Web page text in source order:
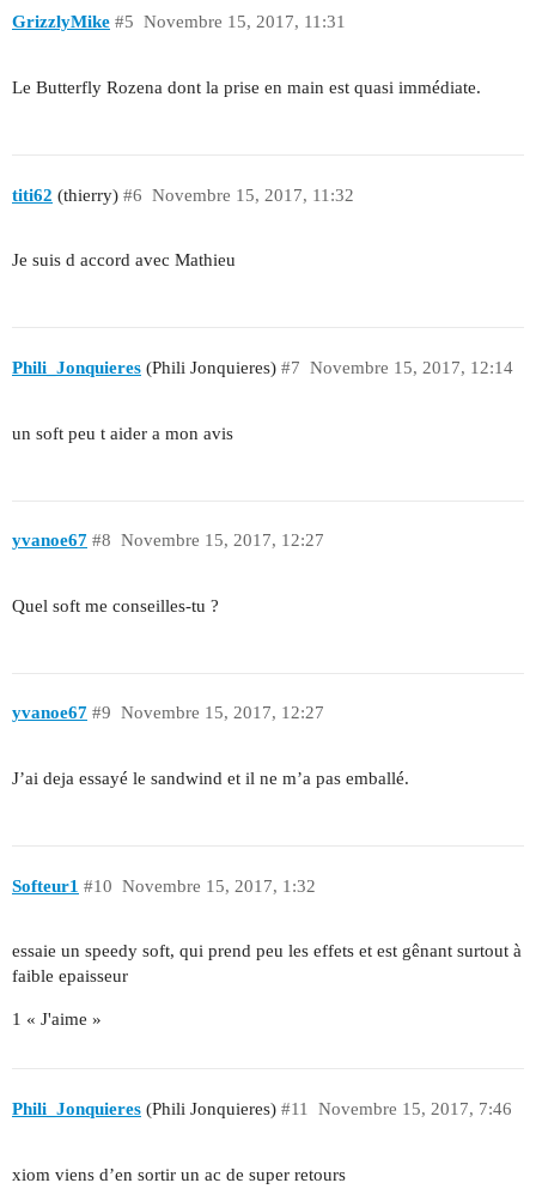
GrizzlyMike Novembre 15, 2017, 11:31
#5
Le Butterfly Rozena dont la prise en main est quasi immédiate.
titi62 (thierry) Novembre 15, 2017, 11:32
#6
Je suis d accord avec Mathieu
Phili_Jonquieres (Phili Jonquieres) Novembre 15, 2017, 12:14
#7
un soft peu t aider a mon avis
yvanoe67 Novembre 15, 2017, 12:27
#8
Quel soft me conseilles-tu ?
yvanoe67 Novembre 15, 2017, 12:27
#9
J’ai deja essayé le sandwind et il ne m’a pas emballé.
Softeur1 Novembre 15, 2017, 1:32
#10
essaie un speedy soft, qui prend peu les effets et est gênant surtout à
faible epaisseur
1 « J'aime »
Phili_Jonquieres (Phili Jonquieres) Novembre 15, 2017, 7:46
#11
xiom viens d’en sortir un ac de super retours